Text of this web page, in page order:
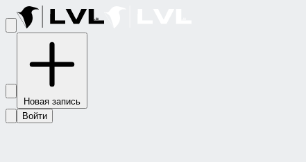
Новая запись
Войти